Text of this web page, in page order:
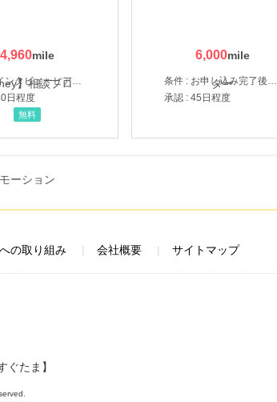
4,960
条件 : インタビューヒアリング完了
日程度
無料
6,000
条件 : お申し込み完了後、決済登録完了と1ヶ月以内のサーバー初回設置。
承認 : 45日程度
の取り組み 会社概要 サイトマップ
たま】